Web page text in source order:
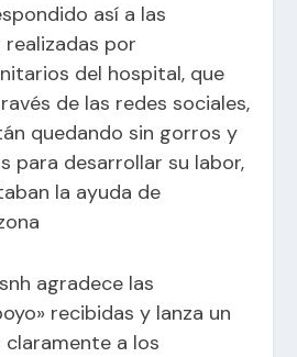
así a las
por
del hospital, que
de las redes sociales,
quedando sin gorros y
para desarrollar su labor,
la ayuda de
agradece las
recibidas y lanza un
a los